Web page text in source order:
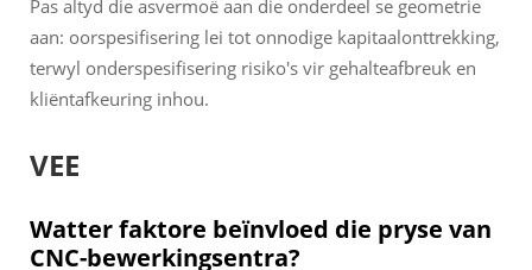
Pas altyd die asvermoë aan die onderdeel se geometrie
aan: oorspesifisering lei tot onnodige kapitaalonttrekking,
terwyl onderspesifisering risiko's vir gehalteafbreuk en
kliëntafkeuring inhou.
VEE
Watter faktore beïnvloed die pryse van
CNC-bewerkingsentra?